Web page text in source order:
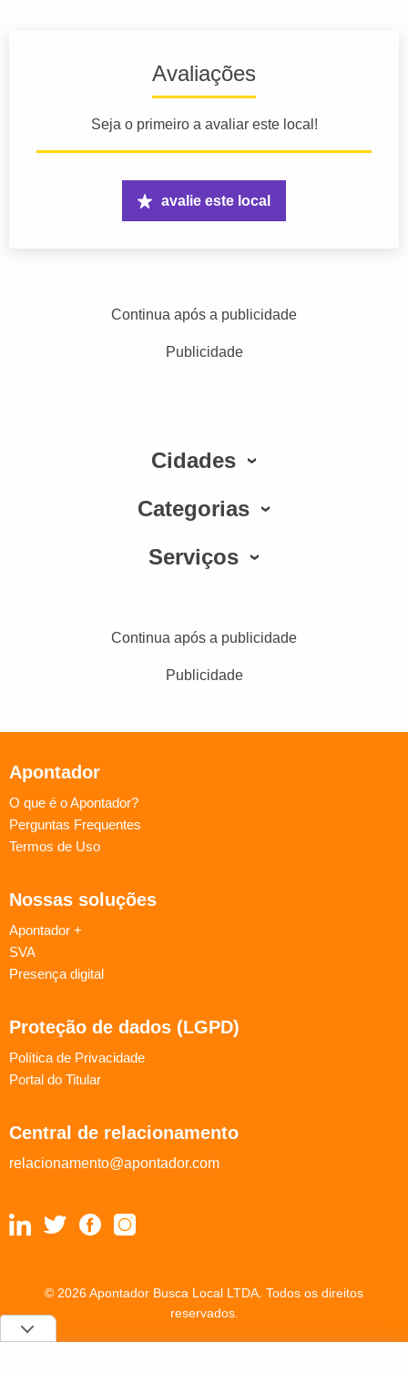
Avaliações
Seja o primeiro a avaliar este local!
avalie este local
Continua após a publicidade
Publicidade
Cidades
Categorias
Serviços
Continua após a publicidade
Publicidade
Apontador
O que é o Apontador?
Perguntas Frequentes
Termos de Uso
Nossas soluções
Apontador +
SVA
Presença digital
Proteção de dados (LGPD)
Política de Privacidade
Portal do Titular
Central de relacionamento
relacionamento@apontador.com
© 2026 Apontador Busca Local LTDA. Todos os direitos
reservados.